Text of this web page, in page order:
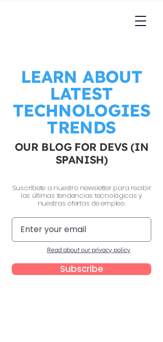
LEARN ABOUT
LATEST
TECHNOLOGIES
TRENDS
OUR BLOG FOR DEVS (IN
SPANISH)
Suscríbete a nuestro newsletter para recibir
las últimas tendencias tecnológicas y
nuestras ofertas de empleo.
Read about our privacy policy
Subscribe